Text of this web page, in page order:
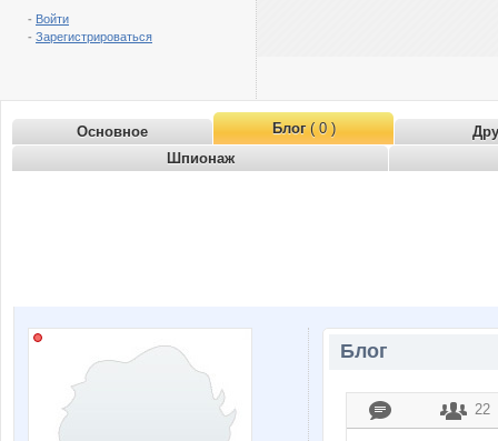
- Войти
- Зарегистрироваться
Основное Блог( 0 )
Шпионаж
Блог
22